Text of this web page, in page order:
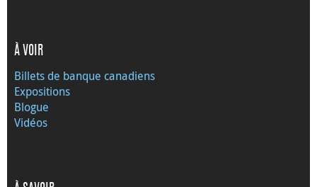
À VOIR
Billets de banque canadiens
Expositions
Blogue
Vidéos